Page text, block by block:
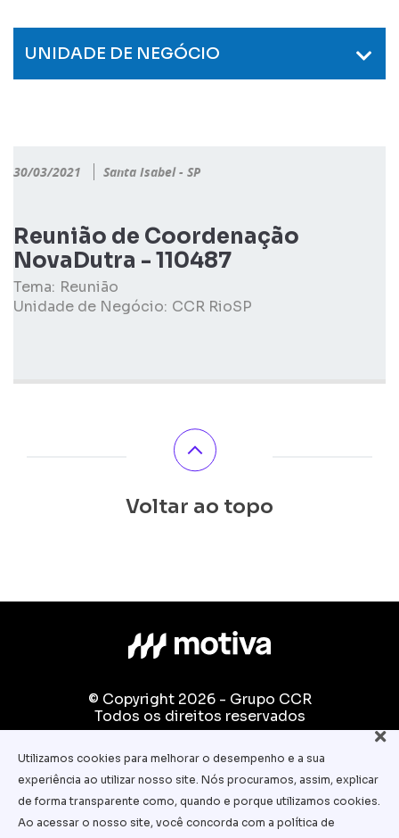
UNIDADE DE NEGÓCIO
30/03/2021 Santa Isabel - SP
Reunião de Coordenação
NovaDutra - 110487
Tema: Reunião
Unidade de Negócio: CCR RioSP
Voltar ao topo
© Copyright 2026 - Grupo CCR
Todos os direitos reservados
Fale conosco:
equipe.pedagogica@motiva.com.br
Termos e Condições de Uso
Política de Privacidade
Utilizamos cookies para melhorar o desempenho e a sua
experiência ao utilizar nosso site. Nós procuramos, assim, explicar
de forma transparente como, quando e porque utilizamos cookies.
Ao acessar o nosso site, você concorda com a política de